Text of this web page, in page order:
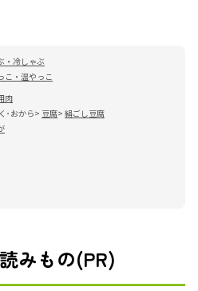
・冷しゃぶ
こ・温やっこ
肉
･おから
豆腐 絹ごし豆腐
みもの(PR)